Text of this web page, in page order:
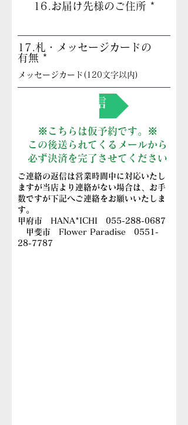
16.お届け先様のご住所
17.札・メッセージカードの
有無
送信
※こちらは仮予約です。※
この後送られてくるメールから
必ず決済を完了させてください
​ご連絡の返信は営業時間中に対応いたし
ますが当店より連絡がない場合は、お手
数ですが下記へご連絡をお願いいたしま
す。
甲府市 HANA*ICHI
055-288-0687
甲斐市 Flower Paradise 0551-
28-7787